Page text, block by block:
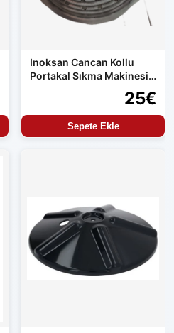
Inoksan Cancan Kollu
Portakal Sıkma Makinesi
Süzgeç Gıda Uyumlu25€
Sepete Ekle